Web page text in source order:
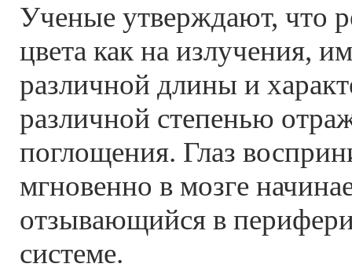
Ученые утверждают, что
цвета как на излучения,
различной длины и
различной степенью
поглощения. Глаз
мгновенно в мозге
отзывающийся в
системе.